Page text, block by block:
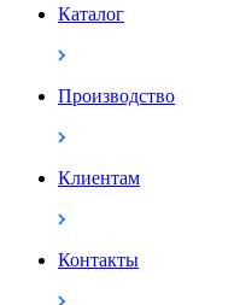
Каталог
Производство
Клиентам
Контакты